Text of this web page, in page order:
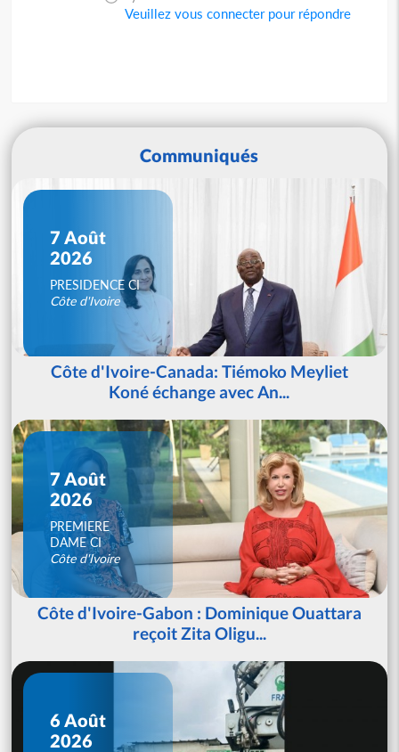
Veuillez vous connecter pour répondre
Communiqués
7 Août
2026
PRESIDENCE CI
Côte d'Ivoire
Côte d'Ivoire-Canada: Tiémoko Meyliet
Koné échange avec An...
7 Août
2026
PREMIERE
DAME CI
Côte d'Ivoire
Côte d'Ivoire-Gabon : Dominique Ouattara
reçoit Zita Oligu...
6 Août
2026